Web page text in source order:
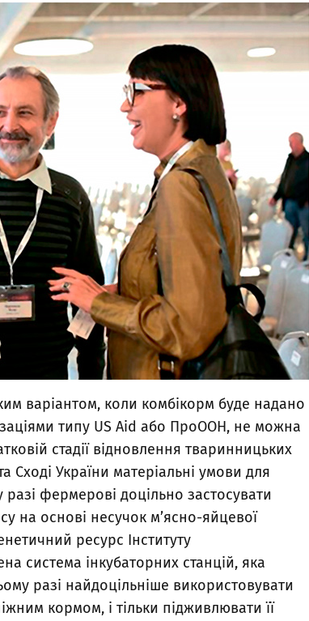
варіантом, коли комбікорм буде надано
типу US Aid або ПроООН, не можна
стадії відновлення тваринницьких
Сході України матеріальні умови для
фермерові доцільно застосувати
на основі несучок м’ясно-яйцевої
ресурс Інституту
система інкубаторних станцій, яка
разі найдоцільніше використовувати
кормом, і тільки підживлювати її